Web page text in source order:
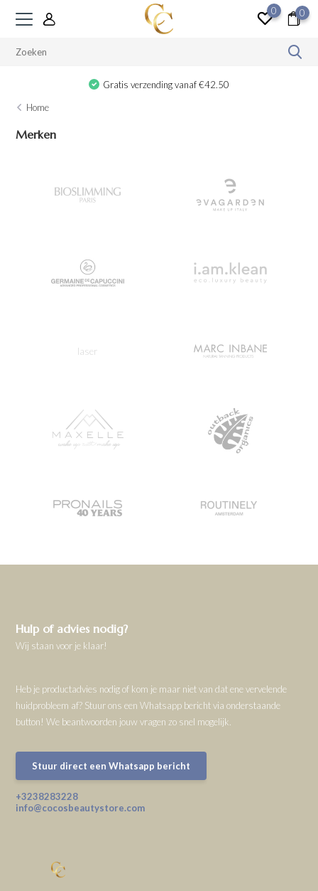
0 0
Gratis verzending vanaf €42.50
Home
Merken
laser
Hulp of advies nodig?
Wij staan voor je klaar!
Heb je productadvies nodig of kom je maar niet van dat ene vervelende
huidprobleem af? Stuur ons een Whatsapp bericht via onderstaande
button! We beantwoorden jouw vragen zo snel mogelijk.
Stuur direct een Whatsapp bericht
+3238283228
info@cocosbeautystore.com